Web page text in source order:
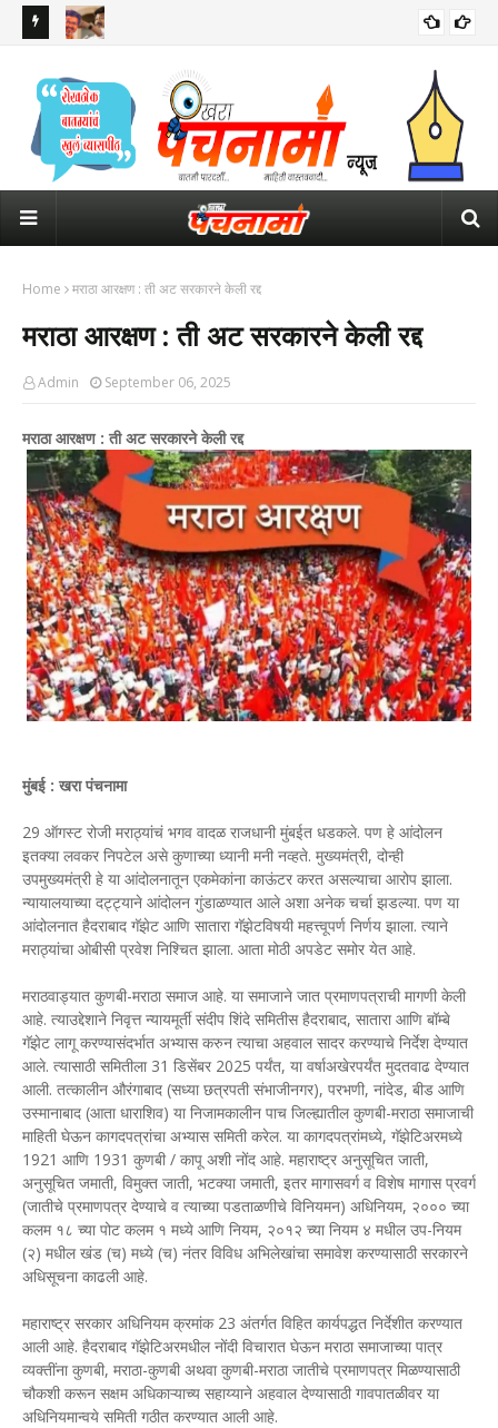
खळबळ
Home मराठा आरक्षण : ती अट सरकारने केली रद्द
मराठा आरक्षण : ती अट सरकारने केली रद्द
Admin September 06, 2025
मराठा आरक्षण : ती अट सरकारने केली रद्द
मुंबई : खरा पंचनामा
29 ऑगस्ट रोजी मराठ्यांचं भगव वादळ राजधानी मुंबईत धडकले. पण हे आंदोलन
इतक्या लवकर निपटेल असे कुणाच्या ध्यानी मनी नव्हते. मुख्यमंत्री, दोन्ही
उपमुख्यमंत्री हे या आंदोलनातून एकमेकांना काऊंटर करत असल्याचा आरोप झाला.
न्यायालयाच्या दट्ट्याने आंदोलन गुंडाळण्यात आले अशा अनेक चर्चा झडल्या. पण या
आंदोलनात हैदराबाद गॅझेट आणि सातारा गॅझेटविषयी महत्त्वूपर्ण निर्णय झाला. त्याने
मराठ्यांचा ओबीसी प्रवेश निश्चित झाला. आता मोठी अपडेट समोर येत आहे.
मराठवाड्यात कुणबी-मराठा समाज आहे. या समाजाने जात प्रमाणपत्राची मागणी केली
आहे. त्याउद्देशाने निवृत्त न्यायमूर्ती संदीप शिंदे समितीस हैदराबाद, सातारा आणि बॉम्बे
गॅझेट लागू करण्यासंदर्भात अभ्यास करुन त्याचा अहवाल सादर करण्याचे निर्देश देण्यात
आले. त्यासाठी समितीला 31 डिसेंबर 2025 पर्यंत, या वर्षाअखेरपर्यंत मुदतवाढ देण्यात
आली. तत्कालीन औरंगाबाद (सध्या छत्रपती संभाजीनगर), परभणी, नांदेड, बीड आणि
उस्मानाबाद (आता धाराशिव) या निजामकालीन पाच जिल्ह्यातील कुणबी-मराठा समाजाची
माहिती घेऊन कागदपत्रांचा अभ्यास समिती करेल. या कागदपत्रांमध्ये, गॅझेटिअरमध्ये
1921 आणि 1931 कुणबी / कापू अशी नोंद आहे. महाराष्ट्र अनुसूचित जाती,
अनुसूचित जमाती, विमुक्त जाती, भटक्या जमाती, इतर मागासवर्ग व विशेष मागास प्रवर्ग
(जातीचे प्रमाणपत्र देण्याचे व त्याच्या पडताळणीचे विनियमन) अधिनियम, २००० च्या
कलम १८ च्या पोट कलम १ मध्ये आणि नियम, २०१२ च्या नियम ४ मधील उप-नियम
(२) मधील खंड (च) मध्ये (च) नंतर विविध अभिलेखांचा समावेश करण्यासाठी सरकारने
अधिसूचना काढली आहे.
महाराष्ट्र सरकार अधिनियम क्रमांक 23 अंतर्गत विहित कार्यपद्धत निर्देशीत करण्यात
आली आहे. हैदराबाद गॅझेटिअरमधील नोंदी विचारात घेऊन मराठा समाजाच्या पात्र
व्यक्तींना कुणबी, मराठा-कुणबी अथवा कुणबी-मराठा जातीचे प्रमाणपत्र मिळण्यासाठी
चौकशी करून सक्षम अधिकाऱ्याच्य सहाय्याने अहवाल देण्यासाठी गावपातळीवर या
अधिनियमान्वये समिती गठीत करण्यात आली आहे.